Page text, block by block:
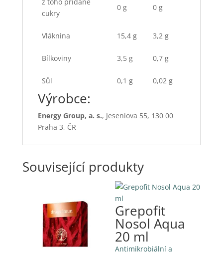
z toho přidané
cukry
0 g 0 g
Vláknina 15,4 g 3,2 g
Bílkoviny 3,5 g 0,7 g
Sůl 0,1 g 0,02 g
Výrobce:
Energy Group, a. s., Jeseniova 55, 130 00
Praha 3, ČR
Související produkty
Grepofit
Nosol Aqua
20 ml
Antimikrobiální a